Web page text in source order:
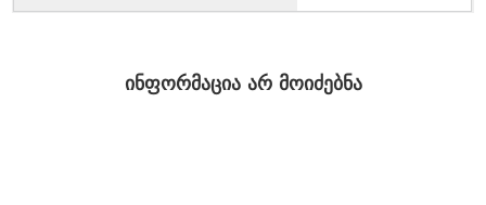
ინფორმაცია არ მოიძებნა